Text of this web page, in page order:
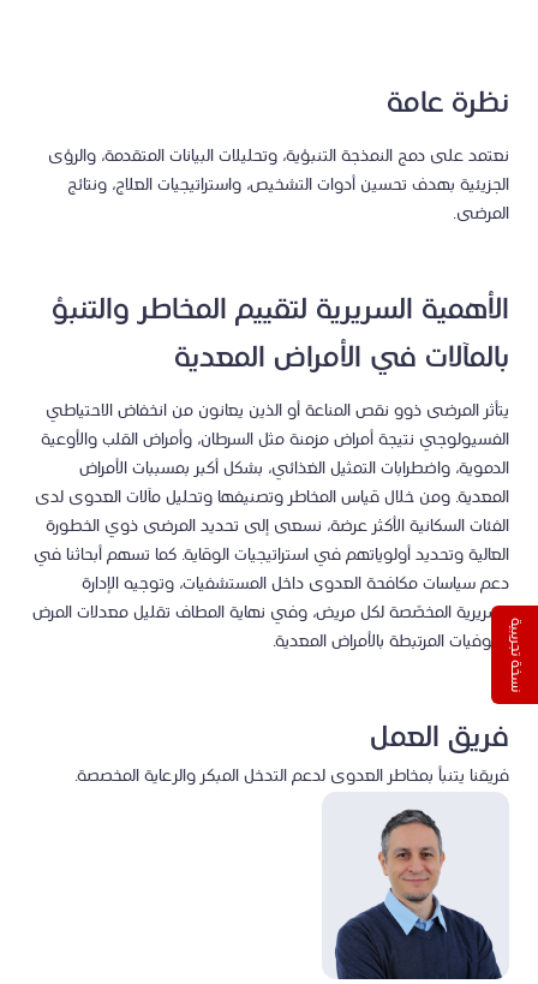
نظرة عامة
نعتمد على دمج النمذجة التنبؤية، وتحليلات البيانات المتقدمة، والرؤى
الجزيئية بهدف تحسين أدوات التشخيص، واستراتيجيات العلاج، ونتائج
المرضى.
الأهمية السريرية لتقييم المخاطر والتنبؤ
بالمآلات في الأمراض المعدية
يتأثر المرضى ذوو نقص المناعة أو الذين يعانون من انخفاض الاحتياطي
الفسيولوجي نتيجة أمراض مزمنة مثل السرطان، وأمراض القلب والأوعية
الدموية، واضطرابات التمثيل الغذائي، بشكل أكبر بمسببات الأمراض
المعدية. ومن خلال قياس المخاطر وتصنيفها وتحليل مآلات العدوى لدى
الفئات السكانية الأكثر عرضة، نسعى إلى تحديد المرضى ذوي الخطورة
العالية وتحديد أولوياتهم في استراتيجيات الوقاية. كما تسهم أبحاثنا في
دعم سياسات مكافحة العدوى داخل المستشفيات، وتوجيه الإدارة
السريرية المخصّصة لكل مريض، وفي نهاية المطاف تقليل معدلات المرض
والوفيات المرتبطة بالأمراض المعدية.
فريق العمل
فريقنا يتنبأ بمخاطر العدوى لدعم التدخل المبكر والرعاية المخصصة.
نسخة تجريبية